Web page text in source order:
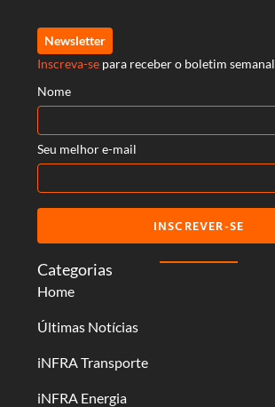
Categorias
Home
Últimas Notícias
iNFRA Transporte
iNFRA Energia
Newsletter
Inscreva-se para receber o boletim semanal
Nome
Seu melhor e-mail
INSCREVER-SE